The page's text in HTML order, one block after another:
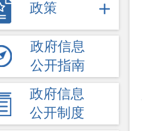
政策
政府信息
公开指南
政府信息
公开制度